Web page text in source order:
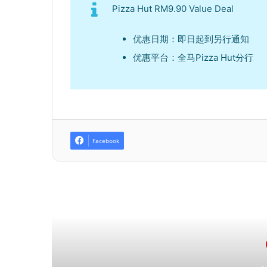
Pizza Hut RM9.90 Value Deal
优惠日期：即日起到另行通知
优惠平台：全马Pizza Hut分行
Facebook